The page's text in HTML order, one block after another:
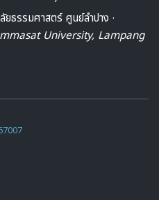
ธรรมศาสตร์ ศูนย์ลำปาง ·
University, Lampang